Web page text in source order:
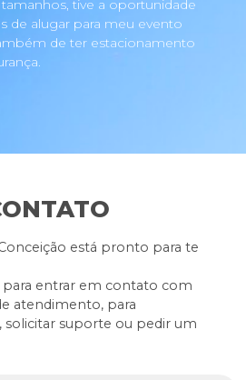
tive a oportunidade
de alugar para meu evento
de ter estacionamento
está pronto para te
entrar em contato com
atendimento, para
solicitar suporte ou pedir um